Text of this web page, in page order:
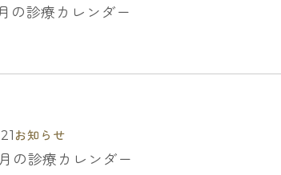
の診療カレンダー
お知らせ
の診療カレンダー